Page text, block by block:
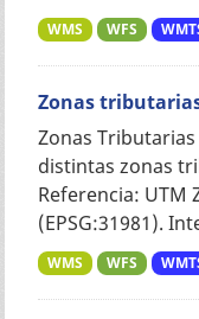
WMS WFS
Zonas
Zonas
distintas zonas
Referencia: UTM
(EPSG:31981).
WMS WFS